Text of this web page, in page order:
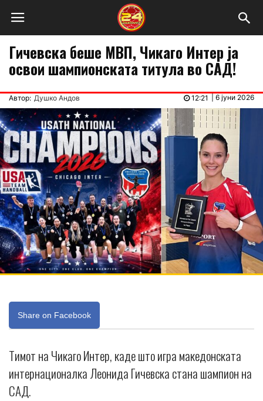
Гичевска беше МВП, Чикаго Интер ја
освои шампионската титула во САД!
Автор: Душко Андов 6 јуни 2026
12:21
Share on Facebook
Тимот на Чикаго Интер, каде што игра македонската
интернационалка Леонида Гичевска стана шампион на
САД.